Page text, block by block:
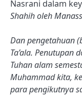
Nasrani dalam
Shahih oleh
Dan pengetahuan
Ta’ala. Penutupan
Tuhan alam
Muhammad kita,
para pengikutnya